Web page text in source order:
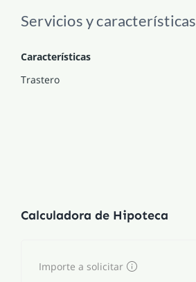
Servicios y características
Características
Trastero
Calculadora de Hipoteca
Importe a solicitar